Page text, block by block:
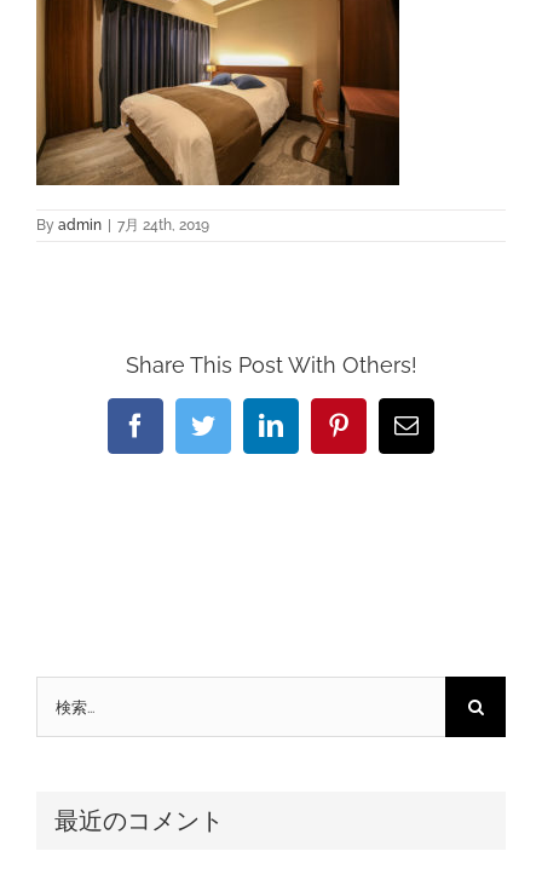
By admin 7月 24th, 2019
Share This Post With Others!
FacebookTwitterLinkedInPinterest
電
子
最近のコメント